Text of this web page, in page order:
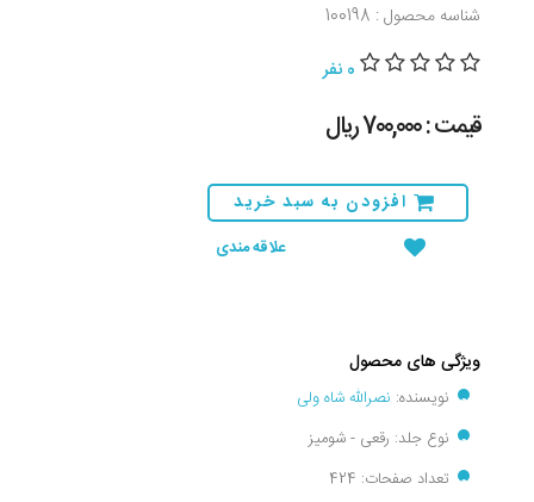
شناسه محصول : 100198
0 نفر
قیمت : 700,000 ريال
افزودن به سبد خرید
علاقه مندی
ویژگی های محصول
نویسنده: نصرالله شاه ولی
نوع جلد: رقعی - شومیز
تعداد صفحات: 424